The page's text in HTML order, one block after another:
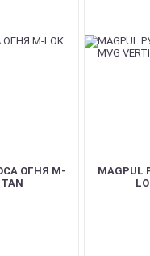
ОГНЯ M-